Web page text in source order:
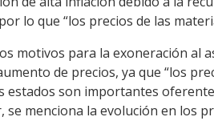
lo que “los precios de las
motivos para la exoneración al
de precios, ya que “los
estados son importantes
se menciona la evolución en los